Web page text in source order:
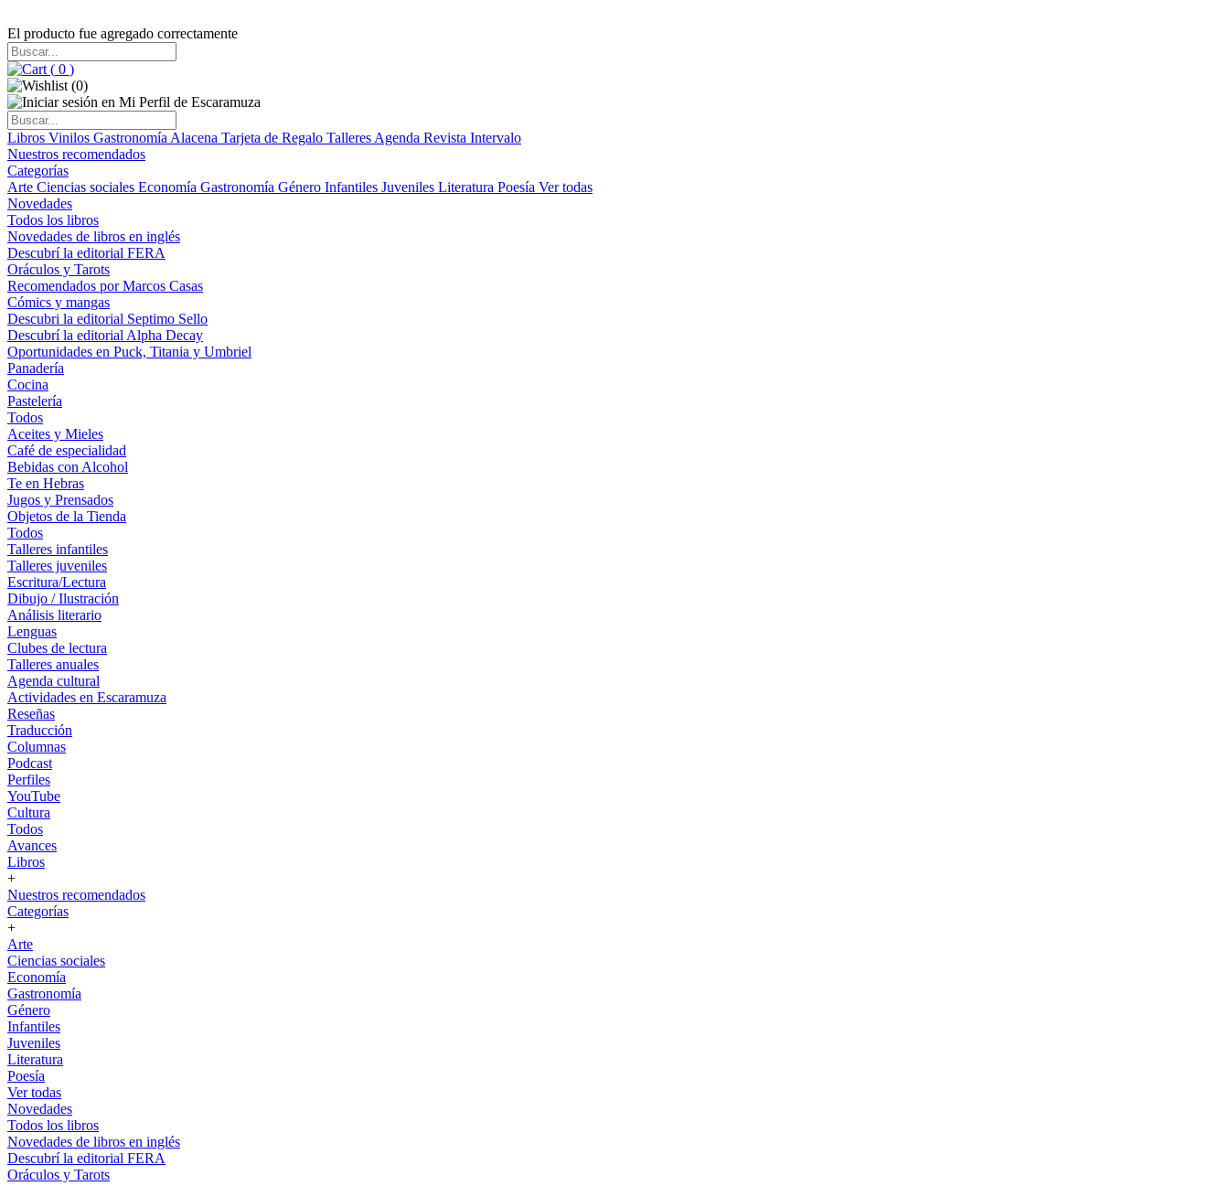
El producto fue agregado correctamente
( 0 )
(0)
Libros Vinilos Gastronomía Alacena Tarjeta de Regalo Talleres Agenda Revista Intervalo
Nuestros recomendados
Categorías
Arte Ciencias sociales Economía Gastronomía Género Infantiles Juveniles Literatura Poesía Ver todas
Novedades
Todos los libros
Novedades de libros en inglés
Descubrí la editorial FERA
Oráculos y Tarots
Recomendados por Marcos Casas
Cómics y mangas
Descubri la editorial Septimo Sello
Descubrí la editorial Alpha Decay
Oportunidades en Puck, Titania y Umbriel
Panadería
Cocina
Pastelería
Todos
Aceites y Mieles
Café de especialidad
Bebidas con Alcohol
Te en Hebras
Jugos y Prensados
Objetos de la Tienda
Todos
Talleres infantiles
Talleres juveniles
Escritura/Lectura
Dibujo / Ilustración
Análisis literario
Lenguas
Clubes de lectura
Talleres anuales
Agenda cultural
Actividades en Escaramuza
Reseñas
Traducción
Columnas
Podcast
Perfiles
YouTube
Cultura
Todos
Avances
Libros
+
Nuestros recomendados
Categorías
+
Arte
Ciencias sociales
Economía
Gastronomía
Género
Infantiles
Juveniles
Literatura
Poesía
Ver todas
Novedades
Todos los libros
Novedades de libros en inglés
Descubrí la editorial FERA
Oráculos y Tarots